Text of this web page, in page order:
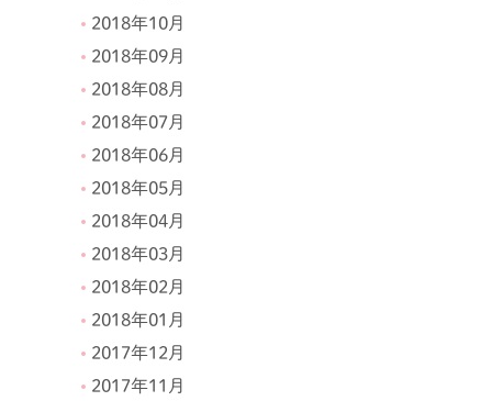
2018年10月
2018年09月
2018年08月
2018年07月
2018年06月
2018年05月
2018年04月
2018年03月
2018年02月
2018年01月
2017年12月
2017年11月